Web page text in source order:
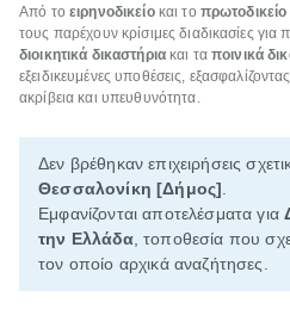
Από το ειρηνοδικείοκαι το πρωτοδικείο
τους παρέχουν κρίσιμες διαδικασίες για
διοικητικά δικαστήριακαι ταποινικά
εξειδικευμένες υποθέσεις,
ακρίβεια και υπευθυνότητα.
Δεν βρέθηκαν επιχειρήσεις
Θεσσαλονίκη [Δήμος]
Εμφανίζονται αποτελέσματα για
την Ελλάδα, τοποθεσία που
τον οποίο αρχικά αναζήτησες.